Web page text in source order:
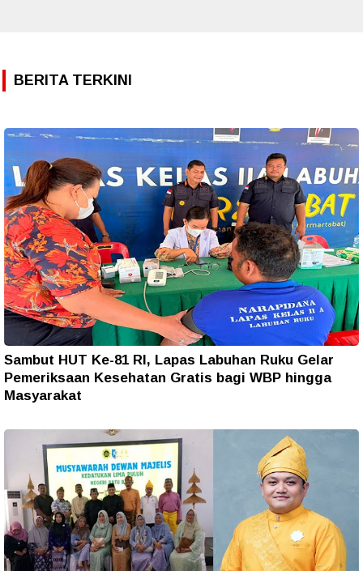
BERITA TERKINI
Sambut HUT Ke-81 RI, Lapas Labuhan Ruku Gelar
Pemeriksaan Kesehatan Gratis bagi WBP hingga
Masyarakat